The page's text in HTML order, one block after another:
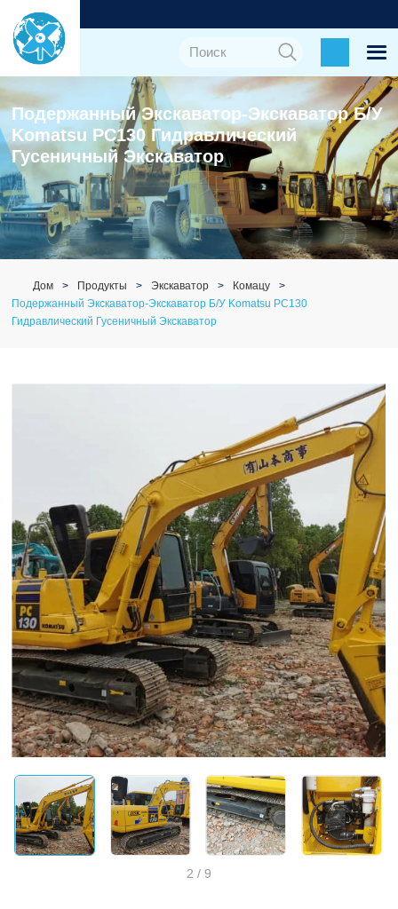
Подержанный Экскаватор-Экскаватор Б/у
Komatsu PC130 Гидравлический
Гусеничный Экскаватор
Дом Продукты Экскаватор
Комацу
Подержанный Экскаватор-Экскаватор Б/у Komatsu PC130
Гидравлический Гусеничный Экскаватор
2 / 9